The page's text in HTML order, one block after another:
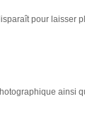
pour laisser
ainsi